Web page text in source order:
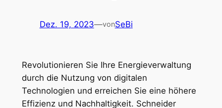
Dez. 19, 2023—vonSeBi
Revolutionieren Sie Ihre Energieverwaltung
durch die Nutzung von digitalen
Technologien und erreichen Sie eine höhere
Effizienz und Nachhaltigkeit. Schneider